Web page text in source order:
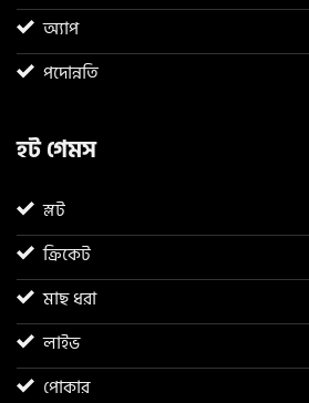
অ্যাপ
পদোন্নতি
হট গেমস
স্লট
ক্রিকেট
মাছ ধরা
লাইভ
পোকার